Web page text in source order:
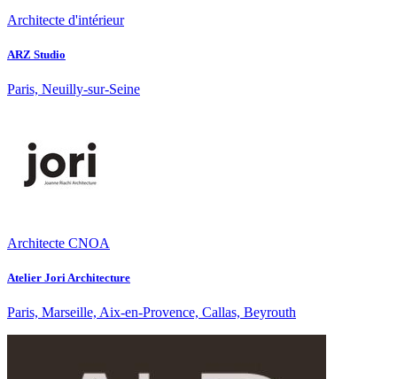
Architecte d'intérieur
ARZ Studio
Paris, Neuilly-sur-Seine
Architecte CNOA
Atelier Jori Architecture
Paris, Marseille, Aix-en-Provence, Callas, Beyrouth